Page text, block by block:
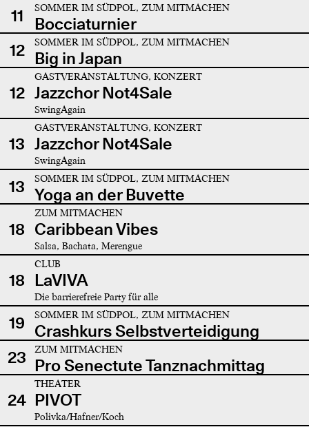
11 SOMMER IM SÜDPOL, ZUM MITMACHEN
Bocciaturnier
12
SOMMER IM SÜDPOL, ZUM MITMACHEN
Big in Japan
12
GASTVERANSTALTUNG, KONZERT
Jazzchor Not4Sale
SwingAgain
13
GASTVERANSTALTUNG, KONZERT
Jazzchor Not4Sale
SwingAgain
13 SOMMER IM SÜDPOL, ZUM MITMACHEN
Yoga an der Buvette
18
ZUM MITMACHEN
Caribbean Vibes
Salsa, Bachata, Merengue
18
CLUB
LaVIVA
Die barrierefreie Party für alle
19 SOMMER IM SÜDPOL, ZUM MITMACHEN
Crashkurs Selbstverteidigung
23
ZUM MITMACHEN
Pro Senectute Tanznachmittag
24
THEATER
PIVOT
Polivka/Hafner/Koch